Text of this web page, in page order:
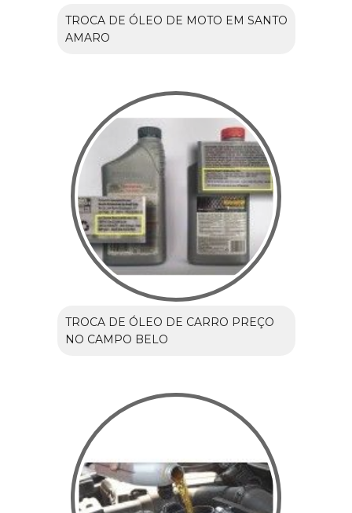
TROCA DE ÓLEO DE MOTO EM SANTO
AMARO
TROCA DE ÓLEO DE CARRO PREÇO
NO CAMPO BELO